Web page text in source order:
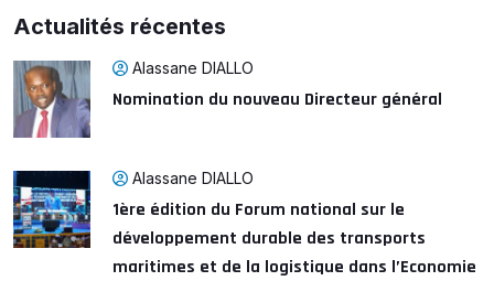
Actualités récentes
Alassane DIALLO
Nomination du nouveau Directeur général
Alassane DIALLO
1ère édition du Forum national sur le
développement durable des transports
maritimes et de la logistique dans l’Economie